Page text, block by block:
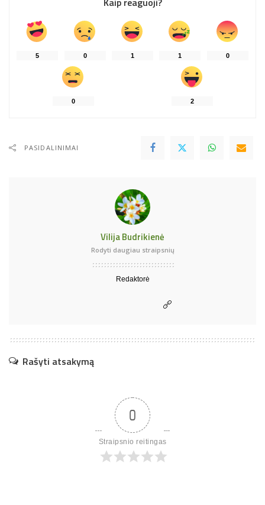
5 0 1 1 0
0 2
PASIDALINIMAI
Vilija Budrikienė
Rodyti daugiau straipsnių
Redaktorė
Rašyti atsakymą
0
Straipsnio reitingas